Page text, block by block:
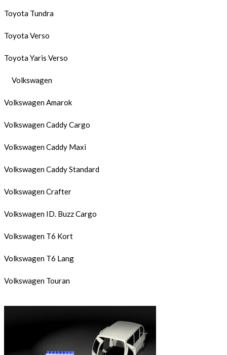
Toyota Tundra
Toyota Verso
Toyota Yaris Verso
Volkswagen
Volkswagen Amarok
Volkswagen Caddy Cargo
Volkswagen Caddy Maxi
Volkswagen Caddy Standard
Volkswagen Crafter
Volkswagen ID. Buzz Cargo
Volkswagen T6 Kort
Volkswagen T6 Lang
Volkswagen Touran